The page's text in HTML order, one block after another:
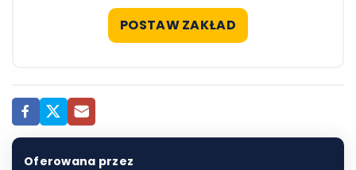
POSTAW ZAKŁAD
Oferowana przez